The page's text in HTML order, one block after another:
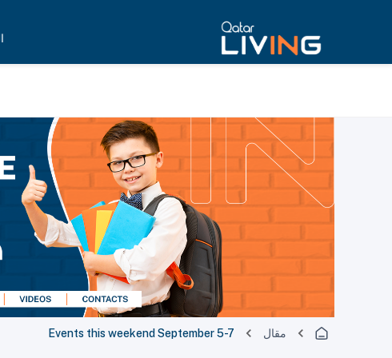
مقال Events this weekend September 5-7